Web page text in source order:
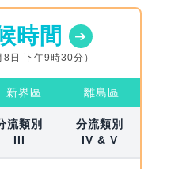
時間
日 下午9時30分）
新界區 離島區
流類別
III
分流類別
IV & V